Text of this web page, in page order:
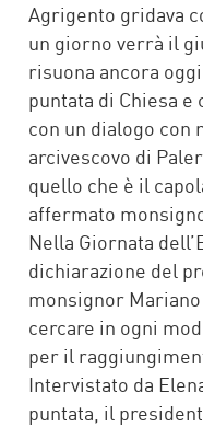
Agrigento gridava
un giorno verrà il
risuona ancora
puntata di Chiesa
con un dialogo con
arcivescovo di
quello che è il
affermato
Nella Giornata
dichiarazione del
monsignor
cercare in ogni
per il
Intervistato da
puntata, il